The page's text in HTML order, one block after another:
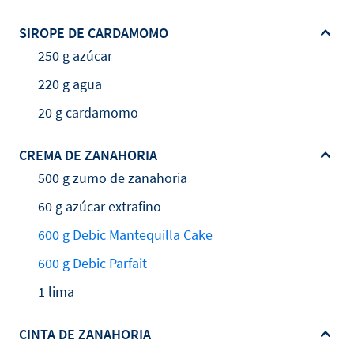
SIROPE DE CARDAMOMO
250 g azúcar
220 g agua
20 g cardamomo
CREMA DE ZANAHORIA
500 g zumo de zanahoria
60 g azúcar extrafino
600 g Debic Mantequilla Cake
600 g Debic Parfait
1 lima
CINTA DE ZANAHORIA